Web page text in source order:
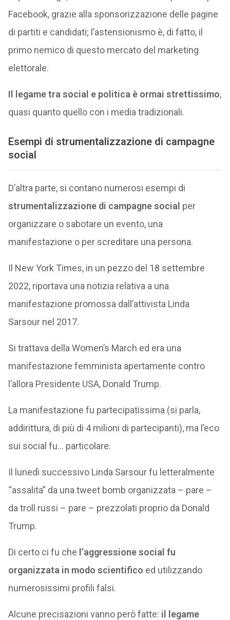
Facebook, grazie alla sponsorizzazione delle pagine
di partiti e candidati; l’astensionismo è, di fatto, il
primo nemico di questo mercato del marketing
elettorale.
Il legame tra social e politica è ormai strettissimo,
quasi quanto quello con i media tradizionali.
Esempi di strumentalizzazione di campagne
social
D’altra parte, si contano numerosi esempi di
strumentalizzazione di campagne social per
organizzare o sabotare un evento, una
manifestazione o per screditare una persona.
Il New York Times, in un pezzo del 18 settembre
2022, riportava una notizia relativa a una
manifestazione promossa dall’attivista Linda
Sarsour nel 2017.
Si trattava della Women’s March ed era una
manifestazione femminista apertamente contro
l’allora Presidente USA, Donald Trump.
La manifestazione fu partecipatissima (si parla,
addirittura, di più di 4 milioni di partecipanti), ma l’eco
sui social fu… particolare.
Il lunedì successivo Linda Sarsour fu letteralmente
“assalita” da una tweet bomb organizzata – pare –
da troll russi – pare – prezzolati proprio da Donald
Trump.
Di certo ci fu che l’aggressione social fu
organizzata in modo scientifico ed utilizzando
numerosissimi profili falsi.
Alcune precisazioni vanno però fatte: il legame